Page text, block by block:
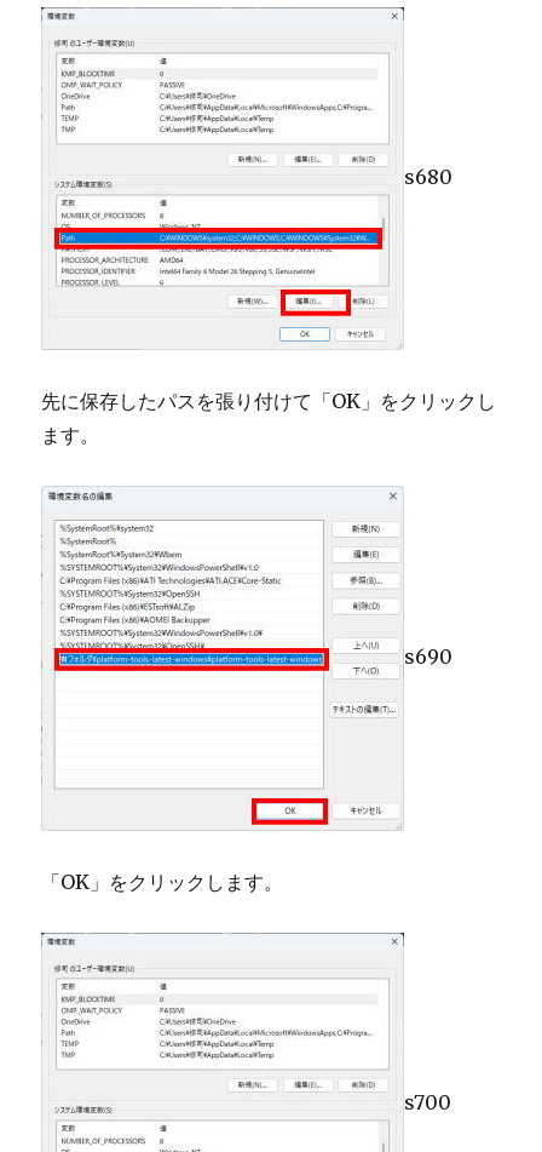
s680
先に保存したパスを張り付けて「OK」をクリックし
ます。
s690
「OK」をクリックします。
s700